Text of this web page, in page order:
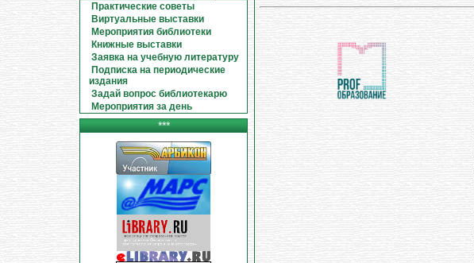
Практические советы
Виртуальные выставки
Мероприятия библиотеки
Книжные выставки
Заявка на учебную литературу
Подписка на периодические
издания
Задай вопрос библиотекарю
Мероприятия за день
***